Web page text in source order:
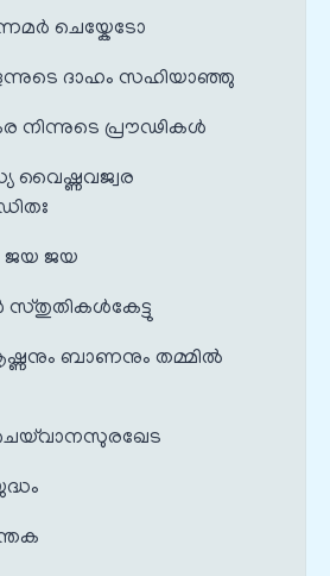
ചെയ്കേടോ
ദാഹം സഹിയാഞ്ഞു
നിന്നുടെ പ്രൗഢികൾ
വൈഷ്ണവജ്വര
ജയ ജയ
സ്തുതികൾകേട്ടു
കൃഷ്ണനും ബാണനും തമ്മിൽ